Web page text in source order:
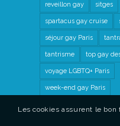
reveillon gay sitges
spartacus gay cruise
séjour gay Paris
tantrisme top gay
voyage LGBTQ+ Paris
week-end gay Paris
Les cookies assurent le